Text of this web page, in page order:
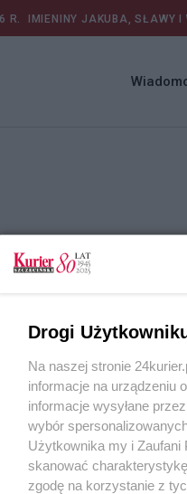
R. IMIENINY JAKUBA, SŁAWY I
się
Drogi
Na naszej stronie
informacje na urządzeniu
informacje wysyłane
wybór
Użytkownika my i Zaufani
skanować
zgodę na korzystanie z